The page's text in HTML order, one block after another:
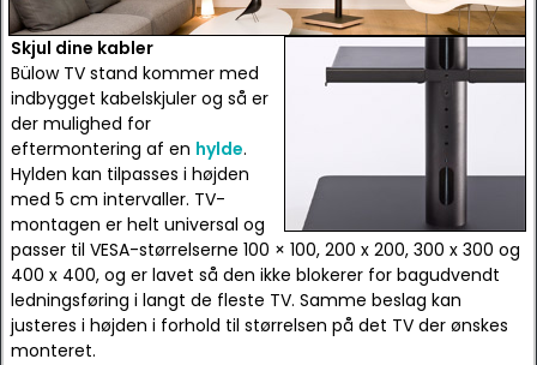
Skjul dine kabler
Bülow TV stand kommer med
indbygget kabelskjuler og så er
der mulighed for
eftermontering af en hylde.
Hylden kan tilpasses i højden
med 5 cm intervaller. TV-
montagen er helt universal og
passer til VESA-størrelserne 100 × 100, 200 x 200, 300 x 300 og
400 x 400, og er lavet så den ikke blokerer for bagudvendt
ledningsføring i langt de fleste TV. Samme beslag kan
justeres i højden i forhold til størrelsen på det TV der ønskes
monteret.